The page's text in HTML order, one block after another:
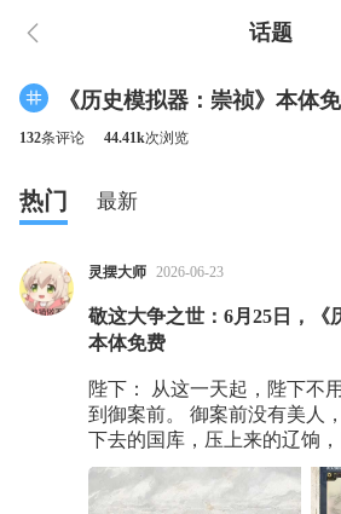
话题
《历史模拟器：崇祯》本体
132条评论 44.41k次浏览
热门 最新
灵摆大师 2026-06-23
敬这大争之世：6月25日，《
本体免费
陛下： 从这一天起，陛下不
到御案前。 御案前没有美人
下去的国库，压上来的辽饷
的朝堂，还有一个摇摇欲坠
中大明便将滑进一个专属陛